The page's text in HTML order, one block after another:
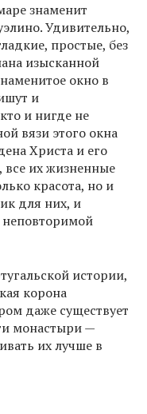
знаменит
Удивительно,
простые, без
изысканной
окно в
и
и нигде не
вязи этого окна
Христа и его
их жизненные
красота, но и
для них, и
неповторимой
истории,
корона
даже существует
монастыри —
их лучше в